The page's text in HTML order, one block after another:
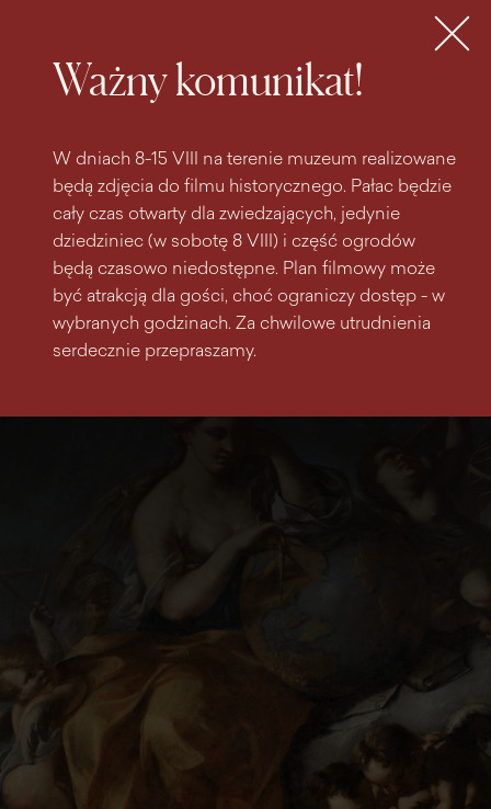
Ważny komunikat!
W dniach 8-15 VIII na terenie muzeum realizowane
będą zdjęcia do filmu historycznego. Pałac będzie
cały czas otwarty dla zwiedzających, jedynie
dziedziniec (w sobotę 8 VIII) i część ogrodów
będą czasowo niedostępne. Plan filmowy może
być atrakcją dla gości, choć ograniczy dostęp - w
wybranych godzinach. Za chwilowe utrudnienia
serdecznie przepraszamy.
MENU